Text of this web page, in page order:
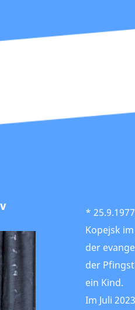
*
Kopejsk
der
der
ein Kind.
Im Juli